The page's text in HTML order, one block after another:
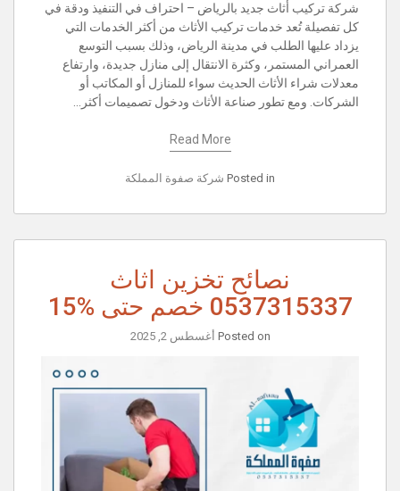
شركة تركيب أثاث جديد بالرياض – احتراف في التنفيذ ودقة في
كل تفصيلة تُعد خدمات تركيب الأثاث من أكثر الخدمات التي
يزداد عليها الطلب في مدينة الرياض، وذلك بسبب التوسع
العمراني المستمر، وكثرة الانتقال إلى منازل جديدة، وارتفاع
معدلات شراء الأثاث الحديث سواء للمنازل أو المكاتب أو
الشركات. ومع تطور صناعة الأثاث ودخول تصميمات أكثر…
Read More
Posted in شركة صفوة المملكة
نصائح تخزين اثاث
0537315337 خصم حتى %15
Posted on أغسطس 2, 2025